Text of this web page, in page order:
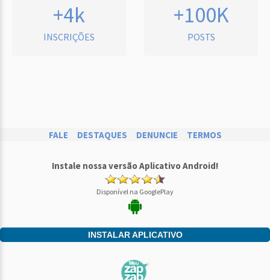
+4k
INSCRIÇÕES
+100K
POSTS
FALE DESTAQUES DENUNCIE TERMOS
Instale nossa versão Aplicativo Android!
Disponível na GooglePlay
INSTALAR APLICATIVO